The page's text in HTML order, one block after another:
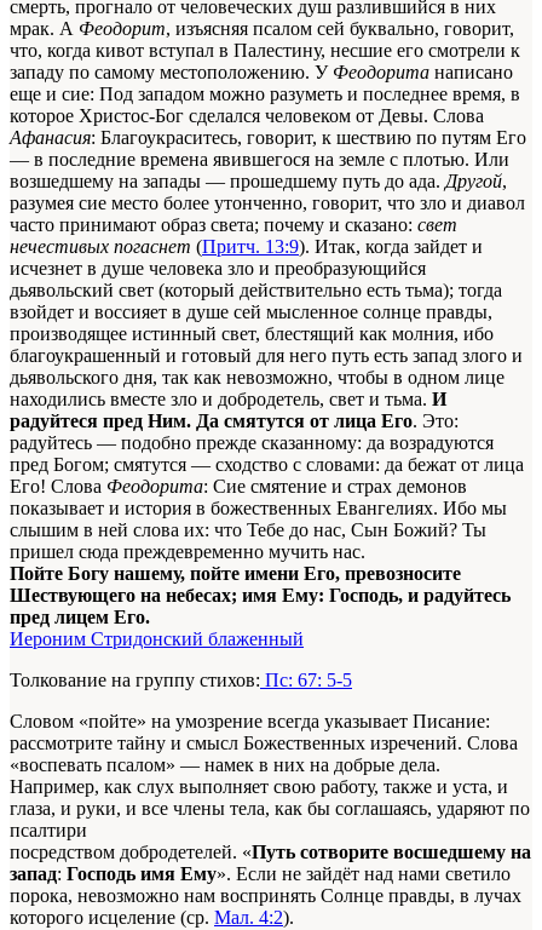
смерть, прогнало от человеческих душ разлившийся в них
мрак. А Феодорит, изъясняя псалом сей буквально, говорит,
что, когда кивот вступал в Палестину, несшие его смотрели к
западу по самому местоположению. У Феодорита написано
еще и сие: Под западом можно разуметь и последнее время, в
которое Христос-Бог сделался человеком от Девы. Слова
Афанасия: Благоукраситесь, говорит, к шествию по путям Его
— в последние времена явившегося на земле с плотью. Или
возшедшему на запады — прошедшему путь до ада. Другой,
разумея сие место более утонченно, говорит, что зло и диавол
часто принимают образ света; почему и сказано: свет
нечестивых погаснет (Притч. 13:9). Итак, когда зайдет и
исчезнет в душе человека зло и преобразующийся
дьявольский свет (который действительно есть тьма); тогда
взойдет и воссияет в душе сей мысленное солнце правды,
производящее истинный свет, блестящий как молния, ибо
благоукрашенный и готовый для него путь есть запад злого и
дьявольского дня, так как невозможно, чтобы в одном лице
находились вместе зло и добродетель, свет и тьма. И
радуйтеся пред Ним. Да смятутся от лица Его. Это:
радуйтесь — подобно прежде сказанному: да возрадуются
пред Богом; смятутся — сходство с словами: да бежат от лица
Его! Слова Феодорита: Сие смятение и страх демонов
показывает и история в божественных Евангелиях. Ибо мы
слышим в ней слова их: что Тебе до нас, Сын Божий? Ты
пришел сюда преждевременно мучить нас.
Пойте Богу нашему, пойте имени Его, превозносите
Шествующего на небесах; имя Ему: Господь, и радуйтесь
пред лицем Его.
Иероним Стридонский блаженный
Толкование на группу стихов: Пс: 67: 5-5
Словом «пойте» на умозрение всегда указывает Писание:
рассмотрите тайну и смысл Божественных изречений. Слова
«воспевать псалом» — намек в них на добрые дела.
Например, как слух выполняет свою работу, также и уста, и
глаза, и руки, и все члены тела, как бы соглашаясь, ударяют по
псалтири
посредством добродетелей. «Путь сотворите восшедшему на
запад: Господь имя Ему». Если не зайдёт над нами светило
порока, невозможно нам воспринять Солнце правды, в лучах
которого исцеление (ср. Мал. 4:2).